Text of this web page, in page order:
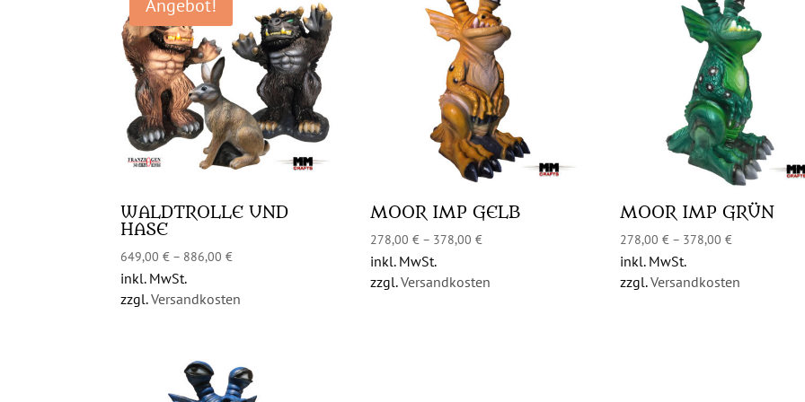
Angebot!
WALDTROLLE UND
HASE
649,00€ – 886,00€
inkl. MwSt.
zzgl.Versandkosten
MOOR IMP GELB
278,00€ – 378,00€
inkl. MwSt.
zzgl.Versandkosten
MOOR IMP GRÜN
278,00€ – 378,00€
inkl. MwSt.
zzgl.Versandkosten